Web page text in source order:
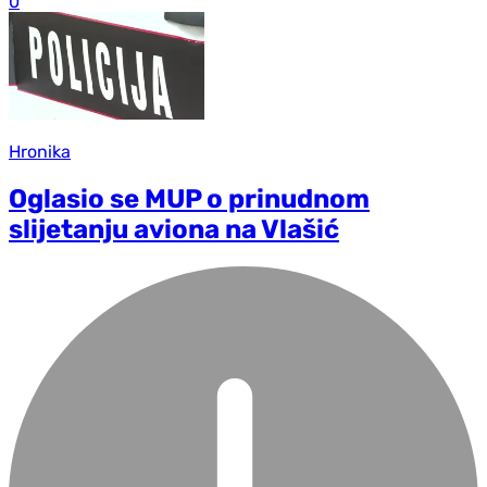
Hronika
Oglasio se MUP o prinudnom
slijetanju aviona na Vlašić